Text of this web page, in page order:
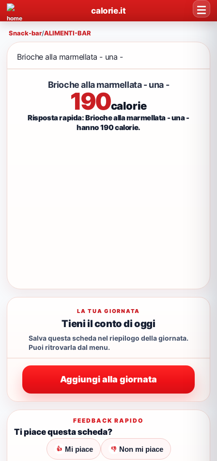
calorie.it
Snack-bar/ALIMENTI-BAR
Brioche alla marmellata - una -
Brioche alla marmellata - una -
190calorie
Risposta rapida: Brioche alla marmellata - una -
hanno 190 calorie.
LA TUA GIORNATA
Tieni il conto di oggi
Salva questa scheda nel riepilogo della giornata.
Puoi ritrovarla dal menu.
Aggiungi alla giornata
FEEDBACK RAPIDO
Ti piace questa scheda?
👍 Mi piace 👎 Non mi piace